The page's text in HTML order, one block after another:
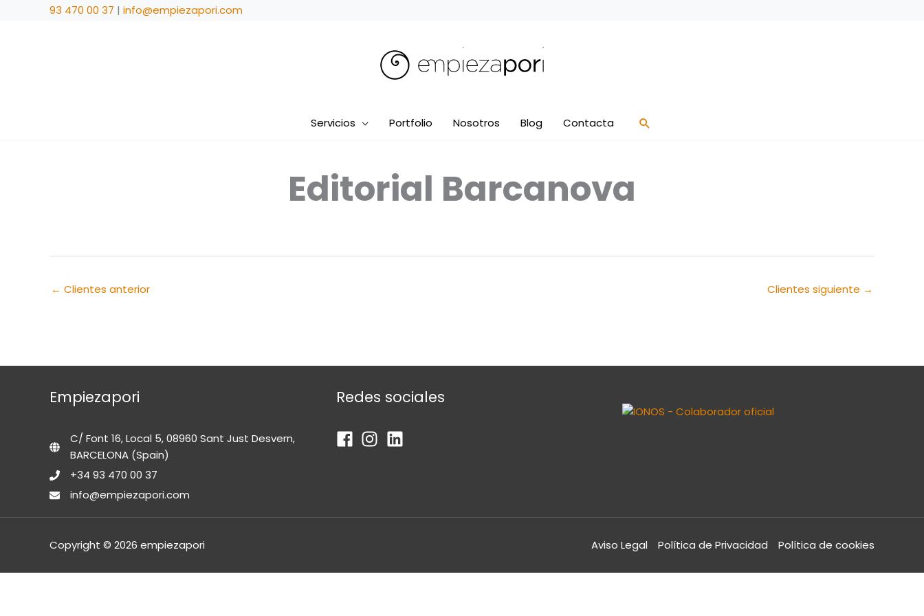
93 470 00 37 | info@empiezapori.com
Servicios Portfolio Nosotros Blog Contacta Buscar
Editorial Barcanova
← Clientes anterior Clientes siguiente →
Empiezapori
C/ Font 16, Local 5, 08960 Sant Just Desvern,
BARCELONA (Spain)
+34 93 470 00 37
info@empiezapori.com
Redes sociales
Copyright © 2026 empiezapori Aviso Legal Política de Privacidad Política de cookies